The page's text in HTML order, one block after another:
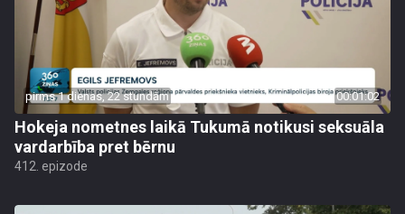
pirms 1 dienas, 22 stundām 00:01:02
Hokeja nometnes laikā Tukumā notikusi seksuāla
vardarbība pret bērnu
412. epizode